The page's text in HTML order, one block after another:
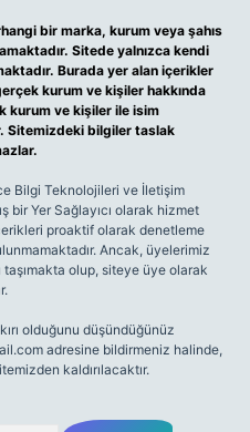
bir marka, kurum veya şahıs
Sitede yalnızca kendi
Burada yer alan içerikler
kurum ve kişiler hakkında
kurum ve kişiler ile isim
Sitemizdeki bilgiler taslak
Bilgi Teknolojileri ve İletişim
bir Yer Sağlayıcı olarak hizmet
proaktif olarak denetleme
Ancak, üyelerimiz
olup, siteye üye olarak
olduğunu düşündüğünüz
adresine bildirmeniz halinde,
kaldırılacaktır.